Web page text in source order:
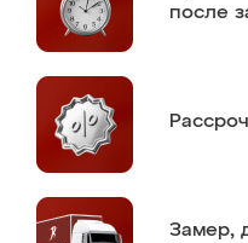
после
Замер,